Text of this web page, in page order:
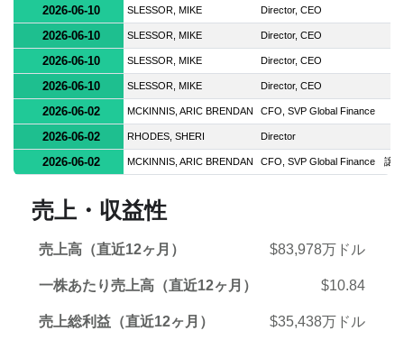
2026-06-10 SLESSOR, MIKE Director, CEO
2026-06-10 SLESSOR, MIKE Director, CEO
2026-06-10 SLESSOR, MIKE Director, CEO
2026-06-10 SLESSOR, MIKE Director, CEO
2026-06-02 MCKINNIS, ARIC BRENDAN CFO, SVP Global Finance
2026-06-02 RHODES, SHERI Director
2026-06-02 MCKINNIS, ARIC BRENDAN CFO, SVP Global Finance 譲
売上・収益性
売上高（直近12ヶ月） $83,978万ドル
一株あたり売上高（直近12ヶ月） $10.84
売上総利益（直近12ヶ月） $35,438万ドル